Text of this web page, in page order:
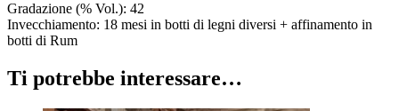
Gradazione (% Vol.): 42
Invecchiamento: 18 mesi in botti di legni diversi + affinamento in
botti di Rum
Ti potrebbe interessare…